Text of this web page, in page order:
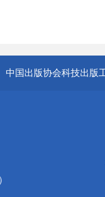
中国出版协会科技出版